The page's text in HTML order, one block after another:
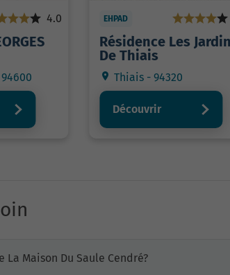
4.0 EHPAD
Résidence Les
De Thiais
Thiais - 94320
Découvrir
Maison Du Saule Cendré?